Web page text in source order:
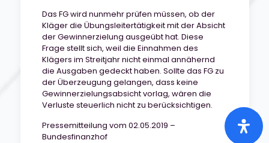
Das FG wird nunmehr prüfen müssen, ob der
Kläger die Übungsleitertätigkeit mit der Absicht
der Gewinnerzielung ausgeübt hat. Diese
Frage stellt sich, weil die Einnahmen des
Klägers im Streitjahr nicht einmal annähernd
die Ausgaben gedeckt haben. Sollte das FG zu
der Überzeugung gelangen, dass keine
Gewinnerzielungsabsicht vorlag, wären die
Verluste steuerlich nicht zu berücksichtigen.
Pressemitteilung vom 02.05.2019 –
Bundesfinanzhof